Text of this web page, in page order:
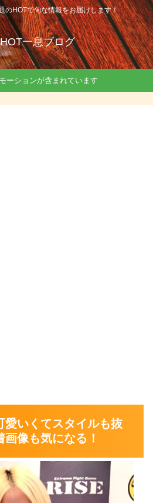
のHOTで旬な情報をお届けします！
一息ブログ
ーションが含まれています
愛いくてスタイルも抜
像も気になる！